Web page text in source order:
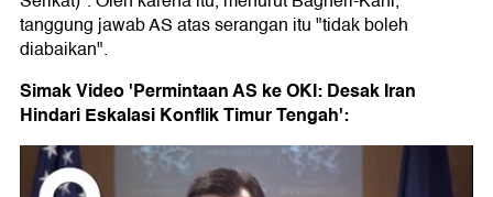
tanggung jawab AS atas serangan itu "tidak boleh
diabaikan".
Simak Video 'Permintaan AS ke OKI: Desak Iran
Hindari Eskalasi Konflik Timur Tengah':